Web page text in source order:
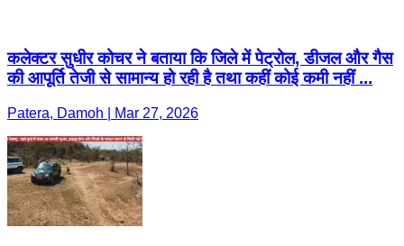
कलेक्टर सुधीर कोचर ने बताया कि जिले में पेट्रोल, डीजल और गैस
की आपूर्ति तेजी से सामान्य हो रही है तथा कहीं कोई कमी नहीं ...
Patera, Damoh | Mar 27, 2026